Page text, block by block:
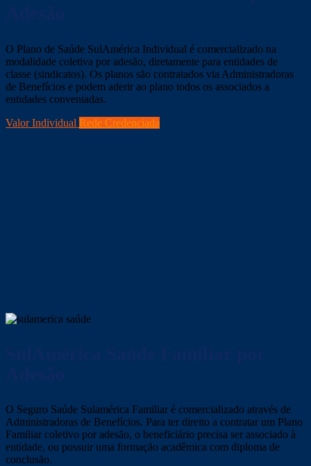
O Plano de Saúde SulAmérica Individual é comercializado na
modalidade coletiva por adesão, diretamente para entidades de
classe (sindicatos). Os planos são contratados via Administradoras
de Benefícios e podem aderir ao plano todos os associados a
entidades conveniadas.
Valor Individual Rede Credenciada
O Seguro Saúde Sulamérica Familiar é comercializado através de
Administradoras de Benefícios. Para ter direito a contratar um Plano
Familiar coletivo por adesão, o beneficiário precisa ser associado à
entidade, ou possuir uma formação acadêmica com diploma de
conclusão.